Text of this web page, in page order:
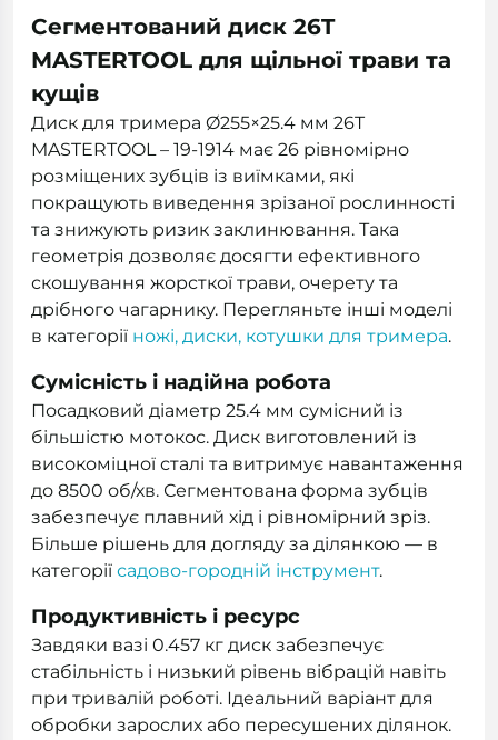
Сегментований диск 26T
MASTERTOOL для щільної трави та
кущів
Диск для тримера Ø255×25.4 мм 26T
MASTERTOOL – 19-1914 має 26 рівномірно
розміщених зубців із виїмками, які
покращують виведення зрізаної рослинності
та знижують ризик заклинювання. Така
геометрія дозволяє досягти ефективного
скошування жорсткої трави, очерету та
дрібного чагарнику. Перегляньте інші моделі
в категорії ножі, диски, котушки для тримера.
Сумісність і надійна робота
Посадковий діаметр 25.4 мм сумісний із
більшістю мотокос. Диск виготовлений із
високоміцної сталі та витримує навантаження
до 8500 об/хв. Сегментована форма зубців
забезпечує плавний хід і рівномірний зріз.
Більше рішень для догляду за ділянкою — в
категорії садово-городній інструмент.
Продуктивність і ресурс
Завдяки вазі 0.457 кг диск забезпечує
стабільність і низький рівень вібрацій навіть
при тривалій роботі. Ідеальний варіант для
обробки зарослих або пересушених ділянок.